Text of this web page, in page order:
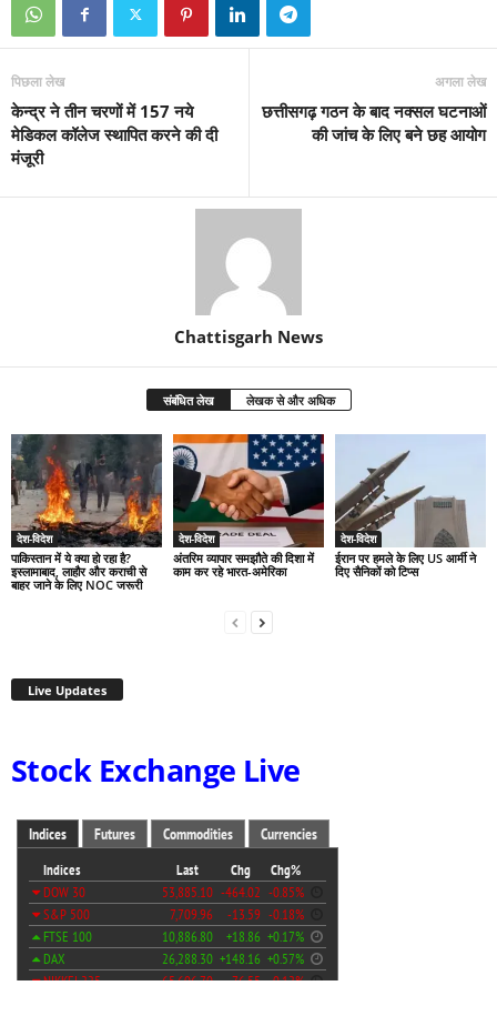
पिछला लेख
केन्द्र ने तीन चरणों में 157 नये
मेडिकल कॉलेज स्थापित करने की दी
मंजूरी
अगला लेख
छत्तीसगढ़ गठन के बाद नक्सल घटनाओं
की जांच के लिए बने छह आयोग
Chattisgarh News
संबंधित लेख लेखक से और अधिक
देश-विदेश
पाकिस्तान में ये क्या हो रहा है?
इस्लामाबाद, लाहौर और कराची से
बाहर जाने के लिए NOC जरूरी
देश-विदेश
अंतरिम व्यापार समझौते की दिशा में
काम कर रहे भारत-अमेरिका
देश-विदेश
ईरान पर हमले के लिए US आर्मी ने
दिए सैनिकों को टिप्स
Live Updates
Stock Exchange Live